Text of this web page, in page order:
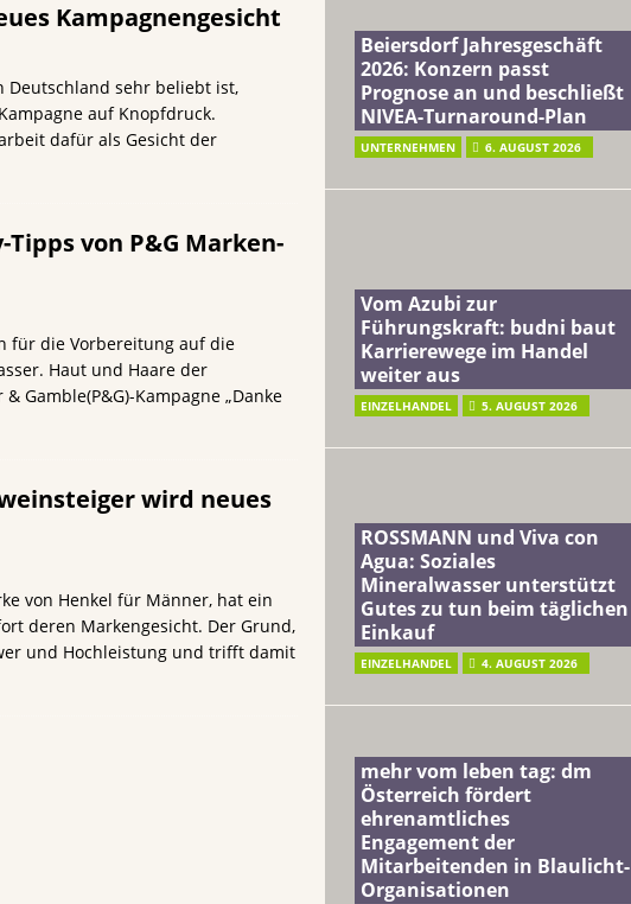
Österreich fördert ehrenamtliches Engagement der Mitarbeitenden in
Forschung: Unternehmen gehört weltweit zu den Pionieren bei der
Kampagnengesicht
Deutschland sehr beliebt ist,
auf Knopfdruck.
dafür als Gesicht der
von P&G Marken-
für die Vorbereitung auf die
Haut und Haare der
Gamble(P&G)-Kampagne „Danke
wird neues
von Henkel für Männer, hat ein
deren Markengesicht. Der Grund,
und Hochleistung und trifft damit
Beiersdorf Jahresgeschäft
2026: Konzern passt
Prognose an und beschließt
NIVEA-Turnaround-Plan
UNTERNEHMEN 6. AUGUST 2026
Vom Azubi zur
Führungskraft: budni baut
Karrierewege im Handel
weiter aus
EINZELHANDEL 5. AUGUST 2026
ROSSMANN und Viva con
Agua: Soziales
Mineralwasser unterstützt
Gutes zu tun beim täglichen
Einkauf
EINZELHANDEL 4. AUGUST 2026
mehr vom leben tag: dm
Österreich fördert
ehrenamtliches
Engagement der
Mitarbeitenden in Blaulicht-
Organisationen